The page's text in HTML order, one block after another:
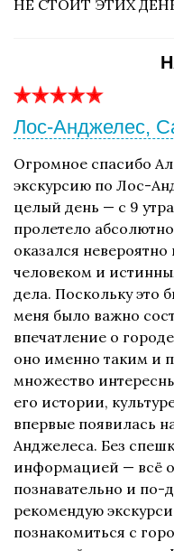
НЕ СТОИТ ЭТИХ
Лос-Анджелес,
Огромное спасибо
экскурсию по Лос-
целый день — с 9
пролетело
оказался
человеком и
дела. Поскольку это
меня было важно
впечатление о
оно именно таким и
множество
его истории,
впервые появилась
Анджелеса. Без
информацией — всё
познавательно и по-
рекомендую
познакомиться с